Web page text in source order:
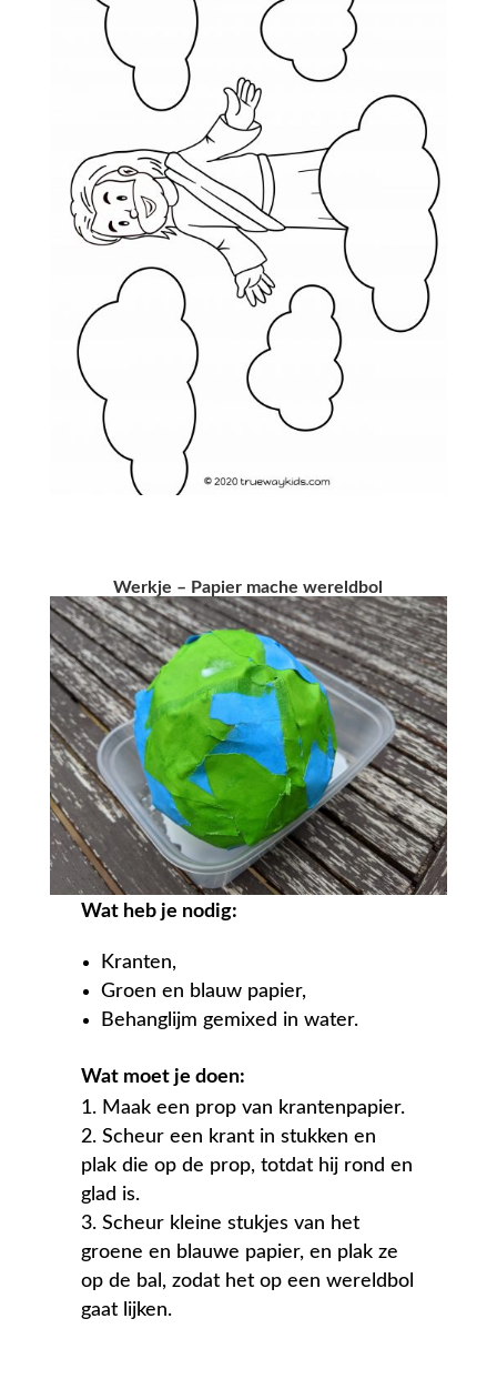
Werkje – Papier mache wereldbol
Wat heb je nodig:
Kranten,
Groen en blauw papier,
Behanglijm gemixed in water.
Wat moet je doen:
Maak een prop van krantenpapier.
Scheur een krant in stukken en
plak die op de prop, totdat hij rond en
glad is.
Scheur kleine stukjes van het
groene en blauwe papier, en plak ze
op de bal, zodat het op een wereldbol
gaat lijken.